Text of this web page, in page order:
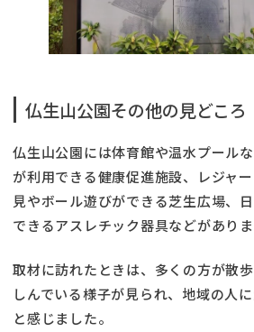
仏生山公園その他の見どころ
仏生山公園には体育館や温水プール
が利用できる健康促進施設、レジャ
見やボール遊びができる芝生広場、
できるアスレチック器具などがありま
取材に訪れたときは、多くの方が散
しんでいる様子が見られ、地域の人
と感じました。